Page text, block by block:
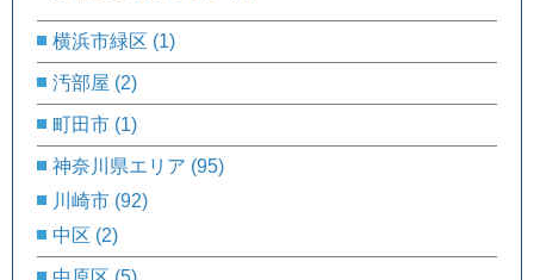
横浜市緑区 (1)
汚部屋 (2)
町田市 (1)
神奈川県エリア (95)
川崎市 (92)
中区 (2)